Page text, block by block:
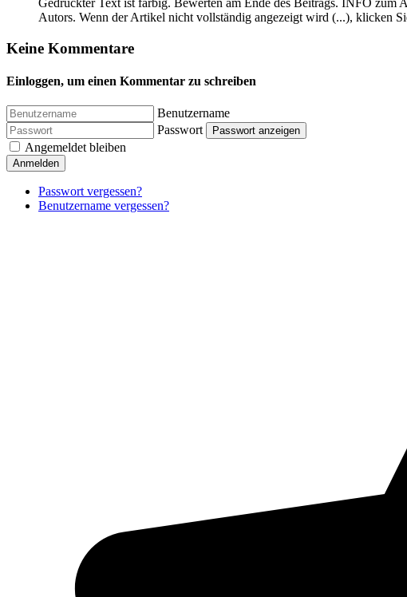
Autors. Wenn der Artikel nicht vollständig angezeigt wird (...), klicken
Keine Kommentare
Einloggen, um einen Kommentar zu schreiben
Benutzername
Passwort
Passwort anzeigen
Angemeldet bleiben
Anmelden
Passwort vergessen?
Benutzername vergessen?